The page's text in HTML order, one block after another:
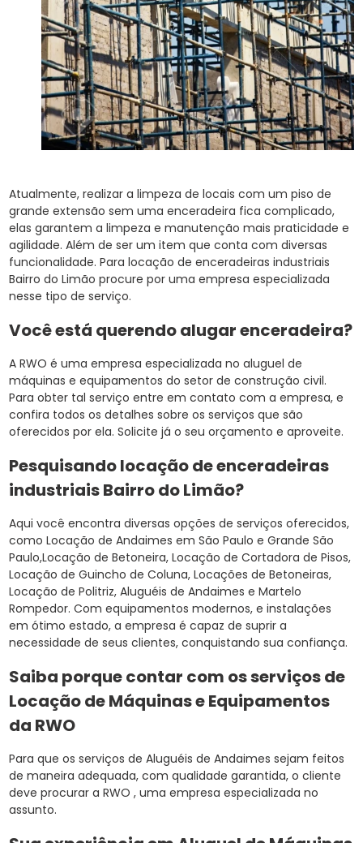
Atualmente, realizar a limpeza de locais com um piso de
grande extensão sem uma enceradeira fica complicado,
elas garantem a limpeza e manutenção mais praticidade e
agilidade. Além de ser um item que conta com diversas
funcionalidade. Para locação de enceradeiras industriais
Bairro do Limão procure por uma empresa especializada
nesse tipo de serviço.
Você está querendo alugar enceradeira?
A RWO é uma empresa especializada no aluguel de
máquinas e equipamentos do setor de construção civil.
Para obter tal serviço entre em contato com a empresa, e
confira todos os detalhes sobre os serviços que são
oferecidos por ela. Solicite já o seu orçamento e aproveite.
Pesquisando locação de enceradeiras
industriais Bairro do Limão?
Aqui você encontra diversas opções de serviços oferecidos,
como Locação de Andaimes em São Paulo e Grande São
Paulo,Locação de Betoneira, Locação de Cortadora de Pisos,
Locação de Guincho de Coluna, Locações de Betoneiras,
Locação de Politriz, Aluguéis de Andaimes e Martelo
Rompedor. Com equipamentos modernos, e instalações
em ótimo estado, a empresa é capaz de suprir a
necessidade de seus clientes, conquistando sua confiança.
Saiba porque contar com os serviços de
Locação de Máquinas e Equipamentos
da RWO
Para que os serviços de Aluguéis de Andaimes sejam feitos
de maneira adequada, com qualidade garantida, o cliente
deve procurar a RWO , uma empresa especializada no
assunto.